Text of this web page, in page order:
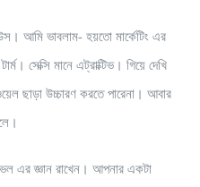
আমি ভাবলাম- হয়তো মার্কেটিং এর
সেক্সি মানে এট্রাক্টিভ। গিয়ে দেখি
ছাড়া উচ্চারণ করতে পারেনা। আবার
এর জ্ঞান রাখেন। আপনার একটা